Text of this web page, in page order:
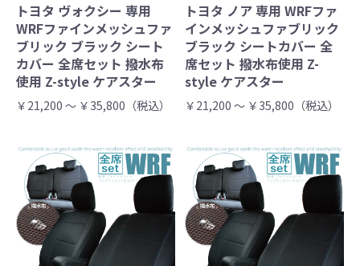
トヨタ ヴォクシー 専用
WRFファインメッシュファ
ブリック ブラック シート
カバー 全席セット 撥水布
使用 Z-style ケアスター
￥21,200 ～ ￥35,800（税込）
トヨタ ノア 専用 WRFファ
インメッシュファブリック
ブラック シートカバー 全
席セット 撥水布使用 Z-
style ケアスター
￥21,200 ～ ￥35,800（税込）